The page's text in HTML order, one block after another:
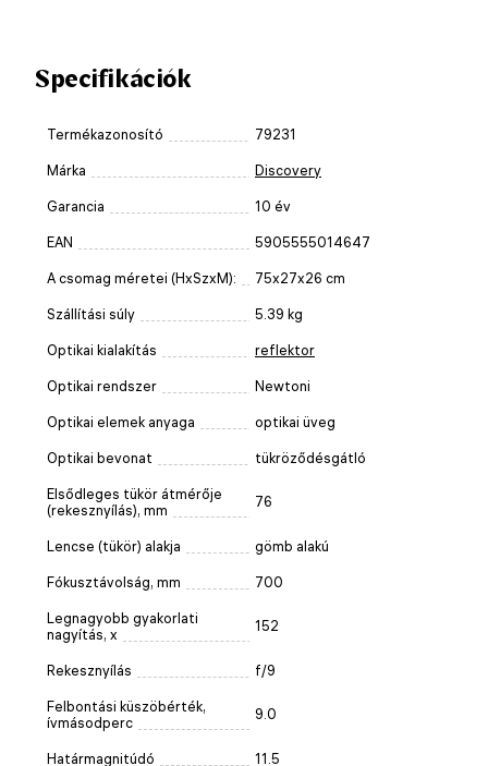
Specifikációk
Termékazonosító 79231
Márka Discovery
Garancia 10 év
EAN 5905555014647
A csomag méretei (HxSzxM): 75x27x26 cm
Szállítási súly 5.39 kg
Optikai kialakítás reflektor
Optikai rendszer Newtoni
Optikai elemek anyaga optikai üveg
Optikai bevonat tükröződésgátló
Elsődleges tükör átmérője
(rekesznyílás), mm
76
Lencse (tükör) alakja gömb alakú
Fókusztávolság, mm 700
Legnagyobb gyakorlati
nagyítás, x
152
Rekesznyílás f/9
Felbontási küszöbérték,
ívmásodperc
9.0
Határmagnitúdó 11.5